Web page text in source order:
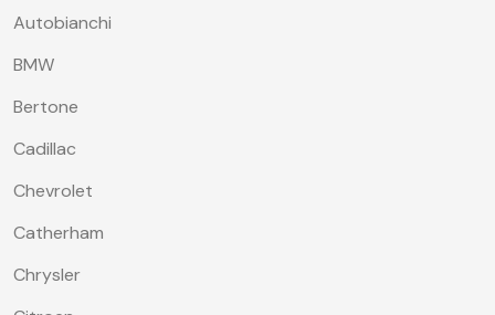
Autobianchi
BMW
Bertone
Cadillac
Chevrolet
Catherham
Chrysler